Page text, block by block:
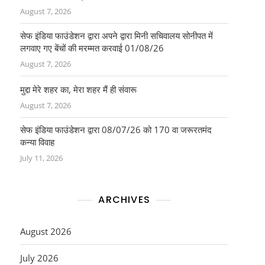
August 7, 2026
सेफ इंडिया फाउंडेशन द्वारा अपने द्वारा मिनी सचिवालय सोनीपत में
लगवाए गए बेंचों की मरम्मत करवाई 01/08/26
August 7, 2026
मुद्दा मेरे शहर का, मेरा शहर मैं ही संवारू
August 7, 2026
सेफ इंडिया फाउंडेशन द्वारा 08/07/26 को 170 वा जरूरतमंद
कन्या विवाह
July 11, 2026
ARCHIVES
August 2026
July 2026